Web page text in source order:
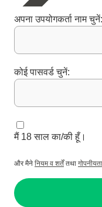
अपना उपयोगकर्ता नाम चुनें:
कोई पासवर्ड चुनें:
मैं 18 साल का/की हूँ।
और मैने नियम व शर्तेंतथा